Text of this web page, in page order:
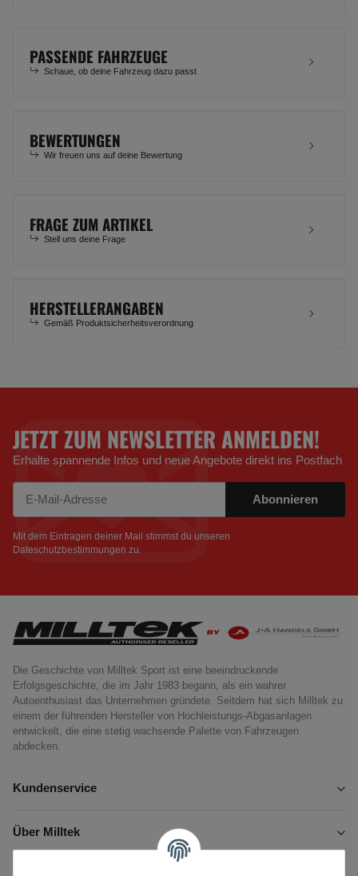
PASSENDE FAHRZEUGE
Schaue, ob deine Fahrzeug dazu passt
BEWERTUNGEN
Wir freuen uns auf deine Bewertung
FRAGE ZUM ARTIKEL
Stell uns deine Frage
HERSTELLERANGABEN
Gemäß Produktsicherheitsverordnung
JETZT ZUM NEWSLETTER ANMELDEN!
Erhalte spannende Infos und neue Angebote direkt ins Postfach
Abonnieren
Mit dem Eintragen deiner Mail stimmst du unseren
Dateschutzbestimmungen zu.
Die Geschichte von Milltek Sport ist eine beeindruckende
Erfolgsgeschichte, die im Jahr 1983 begann, als ein wahrer
Autoenthusiast das Unternehmen gründete. Seitdem hat sich Milltek zu
einem der führenden Hersteller von Hochleistungs-Abgasanlagen
entwickelt, die eine stetig wachsende Palette von Fahrzeugen
abdecken.
Kundenservice
Über Milltek